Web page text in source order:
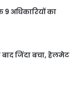
9 अधिकारियों का
जिंदा बचा, हेलमेट